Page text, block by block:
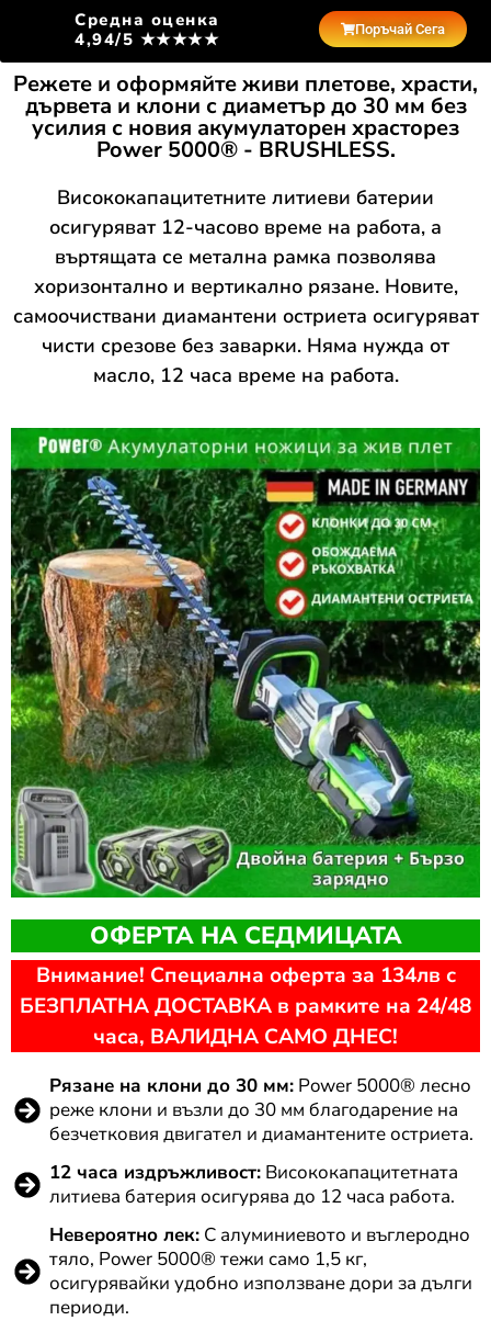
Средна оценка
4,94/5 ★★★★★
Поръчай Сега
Режете и оформяйте живи плетове, храсти,
дървета и клони с диаметър до 30 мм без
усилия с новия акумулаторен храсторез
Power 5000® - BRUSHLESS.
Висококапацитетните литиеви батерии
осигуряват 12-часово време на работа, а
въртящата се метална рамка позволява
хоризонтално и вертикално рязане. Новите,
самоочиствани диамантени остриета осигуряват
чисти срезове без заварки. Няма нужда от
масло, 12 часа време на работа.
ОФЕРТА НА СЕДМИЦАТА
Внимание! Специална оферта за 134лв с
БЕЗПЛАТНА ДОСТАВКА в рамките на 24/48
часа, ВАЛИДНА САМО ДНЕС!
Рязане на клони до 30 мм: Power 5000® лесно
реже клони и възли до 30 мм благодарение на
безчетковия двигател и диамантените остриета.
12 часа издръжливост: Висококапацитетната
литиева батерия осигурява до 12 часа работа.
Невероятно лек: С алуминиевото и въглеродно
тяло, Power 5000® тежи само 1,5 кг,
осигурявайки удобно използване дори за дълги
периоди.